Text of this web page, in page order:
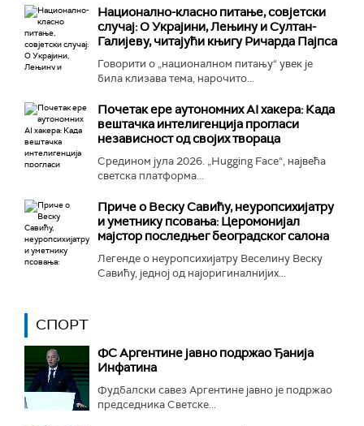
Национално-класнo питање, совјетски
случај: О Украјини, Лењину и Султан-
Галијеву, читајући књигу Ричарда Пајпса
Говорити о „националном питању“ увек је
била клизава тема, нарочито...
Почетак ере аутономних AI хакера: Када
вештачка интелигенција прогласи
независност од својих твораца
Средином јула 2026. „Hugging Face“, највећа
светска платформа...
Приче о Веску Савићу, неуропсихијатру
и уметнику псовања: Церомонијал
мајстор последњег београдског салона
Легенде о неуропсихијатру Веселину Веску
Савићу, једној од најоригиналнијих...
СПОРТ
ФС Аргентине јавно подржао Ђанија
Инфатина
Фудбалски савез Аргентине јавно је подржао
председника Светске...